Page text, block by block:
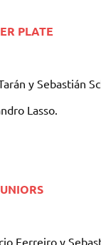
PLATE
y Sebastián
Lasso.
Ferreiro y